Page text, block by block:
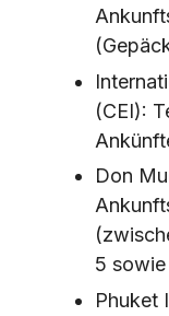
(CEI):
Don
5
Phuket